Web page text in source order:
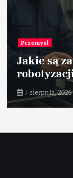
Przemysł
Jakie są
7 sierpnia, 2026